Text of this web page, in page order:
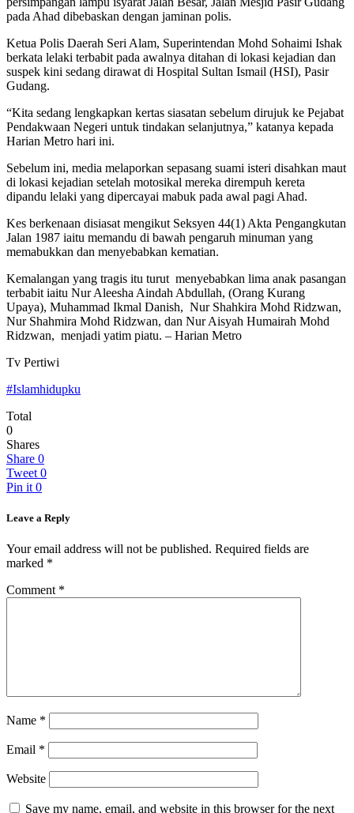
pada Ahad dibebaskan dengan jaminan polis.
Ketua Polis Daerah Seri Alam, Superintendan Mohd Sohaimi Ishak
berkata lelaki terbabit pada awalnya ditahan di lokasi kejadian dan
suspek kini sedang dirawat di Hospital Sultan Ismail (HSI), Pasir
Gudang.
“Kita sedang lengkapkan kertas siasatan sebelum dirujuk ke Pejabat
Pendakwaan Negeri untuk tindakan selanjutnya,” katanya kepada
Harian Metro hari ini.
Sebelum ini, media melaporkan sepasang suami isteri disahkan maut
di lokasi kejadian setelah motosikal mereka dirempuh kereta
dipandu lelaki yang dipercayai mabuk pada awal pagi Ahad.
Kes berkenaan disiasat mengikut Seksyen 44(1) Akta Pengangkutan
Jalan 1987 iaitu memandu di bawah pengaruh minuman yang
memabukkan dan menyebabkan kematian.
Kemalangan yang tragis itu turut menyebabkan lima anak pasangan
terbabit iaitu Nur Aleesha Aindah Abdullah, (Orang Kurang
Upaya), Muhammad Ikmal Danish, Nur Shahkira Mohd Ridzwan,
Nur Shahmira Mohd Ridzwan, dan Nur Aisyah Humairah Mohd
Ridzwan, menjadi yatim piatu. – Harian Metro
Tv Pertiwi
#Islamhidupku
Total
0
Shares
Share 0
Tweet 0
Pin it 0
Leave a Reply
Your email address will not be published. Required fields are
marked *
Comment *
Name *
Email *
Website
Save my name, email, and website in this browser for the next